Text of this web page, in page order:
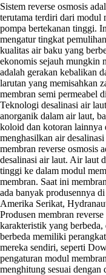
Sistem reverse osmosis
terutama terdiri dari modul
pompa bertekanan tinggi.
mengatur tingkat
kualitas air baku yang
ekonomis sejauh mungkin
adalah gerakan kebalikan
larutan yang memisahkan
membran semi permeabel
Teknologi desalinasi air
anorganik dalam air laut,
koloid dan kotoran lainnya
menghasilkan air
membran reverse osmosis
desalinasi air laut. Air laut
tinggi ke dalam modul
membran. Saat ini
ada banyak produsennya
Amerika Serikat,
Produsen membran
karakteristik yang
berbeda memiliki
mereka sendiri, seperti
pengaturan modul
menghitung sesuai dengan